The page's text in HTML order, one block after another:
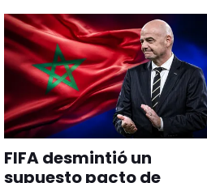
FIFA desmintió un
supuesto pacto de